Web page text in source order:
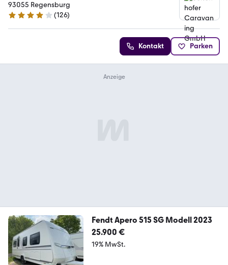
93055 Regensburg
4.2 Sterne
(126)
Kontakt Parken
Fendt Apero 515 SG Modell 2023
25.900 €
19% MwSt.